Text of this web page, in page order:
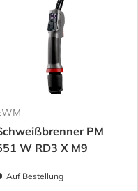
PM
W RD3 X M9
Auf Bestellung